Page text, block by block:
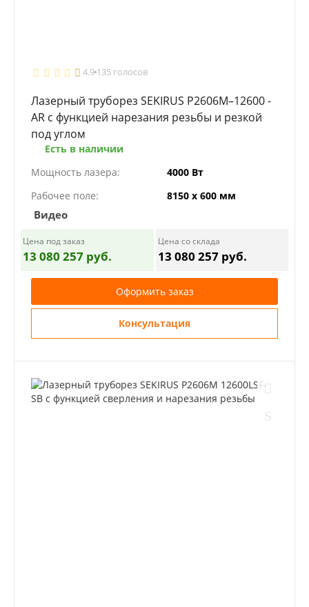
4.9 135 голосов
Лазерный труборез SEKIRUS P2606M–12600 -
AR с функцией нарезания резьбы и резкой
под углом
Есть в наличии
Мощность лазера:
4000 Вт
Рабочее поле:
8150 х 600 мм
Видео
Цена под заказ
13 080 257 руб.
Цена со склада
13 080 257 руб.
Оформить заказ
Консультация